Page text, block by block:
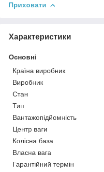
Приховати
Характеристики
Основні
Країна виробник
Виробник
Стан
Тип
Вантажопідйомність
Центр ваги
Колісна база
Власна вага
Гарантійний термін